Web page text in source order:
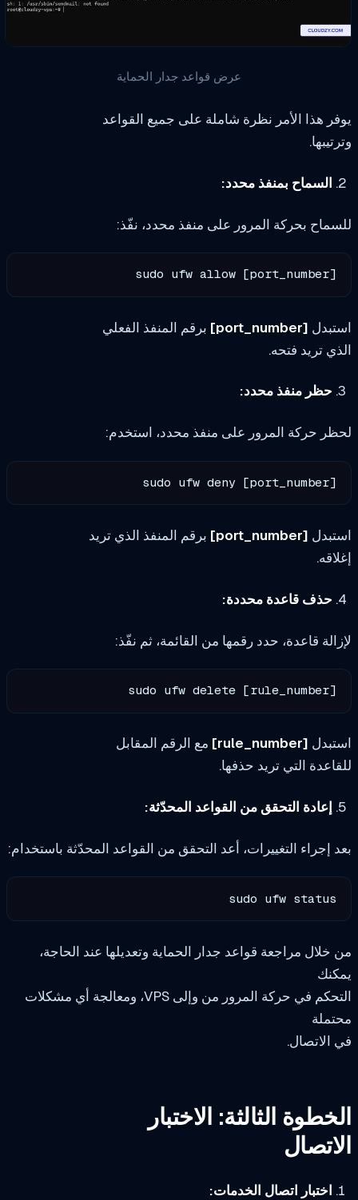
عرض قواعد جدار الحماية
هذا الأمر نظرة شاملة على جميع القواعد
السماح بمنفذ محدد:
بحركة المرور على منفذ محدد، نفّذ:
sudo ufw allow [port_number]
[port_number]
برقم المنفذ الفعلي
تريد فتحه.
حظر منفذ محدد:
حركة المرور على منفذ محدد، استخدم:
sudo ufw deny [port_number]
[port_number]
برقم المنفذ الذي تريد
حذف قاعدة محددة:
قاعدة، حدد رقمها من القائمة، ثم نفّذ:
sudo ufw delete [rule_number]
[rule_number]
مع الرقم المقابل
التي تريد حذفها.
إعادة التحقق من القواعد المحدّثة:
إجراء التغييرات، أعد التحقق من القواعد المحدّثة باستخدام:
sudo ufw status
مراجعة قواعد جدار الحماية وتعديلها عند الحاجة،
التحكم في حركة المرور من وإلى VPS، ومعالجة أي مشكلات
الاتصال.
الثالثة: الاختبار
اختبار اتصال الخدمات: